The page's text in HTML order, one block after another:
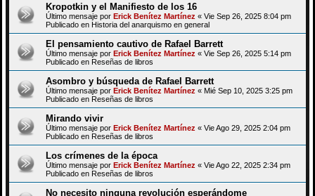
Kropotkin y el Manifiesto de los 16
Último mensaje por Erick Benítez Martínez « Vie Sep 26, 2025 8:04 pm
Publicado en Historia del anarquismo en general
El pensamiento cautivo de Rafael Barrett
Último mensaje por Erick Benítez Martínez « Vie Sep 26, 2025 5:14 pm
Publicado en Reseñas de libros
Asombro y búsqueda de Rafael Barrett
Último mensaje por Erick Benítez Martínez « Mié Sep 10, 2025 3:25 pm
Publicado en Reseñas de libros
Mirando vivir
Último mensaje por Erick Benítez Martínez « Vie Ago 29, 2025 2:04 pm
Publicado en Reseñas de libros
Los crímenes de la época
Último mensaje por Erick Benítez Martínez « Vie Ago 22, 2025 2:34 pm
Publicado en Reseñas de libros
No necesito ninguna revolución esperándome